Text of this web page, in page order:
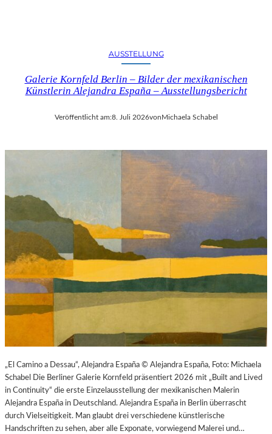
AUSSTELLUNG
Galerie Kornfeld Berlin – Bilder der mexikanischen
Künstlerin Alejandra España – Ausstellungsbericht
Veröffentlicht am:8. Juli 2026vonMichaela Schabel
„El Camino a Dessau“, Alejandra España © Alejandra España, Foto: Michaela
Schabel Die Berliner Galerie Kornfeld präsentiert 2026 mit „Built and Lived
in Continuity“ die erste Einzelausstellung der mexikanischen Malerin
Alejandra España in Deutschland. Alejandra España in Berlin überrascht
durch Vielseitigkeit. Man glaubt drei verschiedene künstlerische
Handschriften zu sehen, aber alle Exponate, vorwiegend Malerei und…